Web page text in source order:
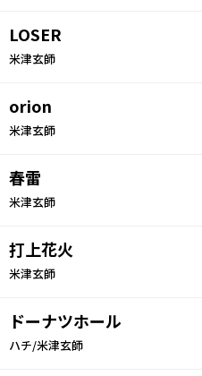
LOSER
米津玄師
orion
米津玄師
春雷
米津玄師
打上花火
米津玄師
ドーナツホール
ハチ/米津玄師